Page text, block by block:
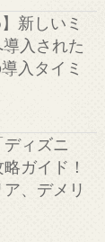
新しいミ
入された
入タイミ
ディズニ
ガイド！
、デメリ